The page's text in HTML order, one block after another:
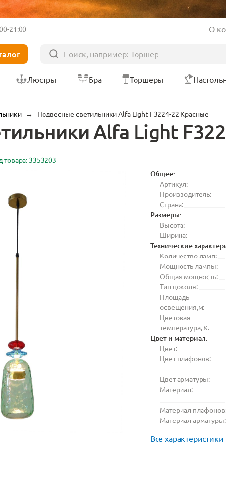
21:00 О
Люстры Бра Торшеры
→ Подвесные светильники Alfa Light F3224-22 Красные
Alfa Light
товара: 3353203
Общее:
Артикул:
Производитель:
Страна:
Размеры:
Высота:
Ширина:
Технические
Количество ламп:
Мощность лампы:
Общая мощность:
Тип цоколя:
Площадь
освещения,м:
Цветовая
температура, K:
Цвет и материал:
Цвет:
Цвет плафонов:
Цвет арматуры:
Материал:
Материал плафонов:
Материал арматуры:
Все характеристики